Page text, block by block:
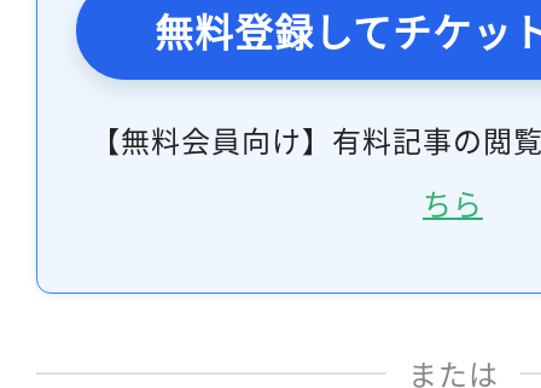
無料登録してチケッ
【無料会員向け】有料記事の閲
ちら
または